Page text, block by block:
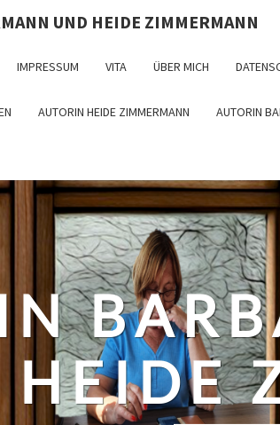
UND HEIDE ZIMMERMANN
IMPRESSUM VITA ÜBER MICH
AUTORIN HEIDE ZIMMERMANN AUTORIN
HEIDE